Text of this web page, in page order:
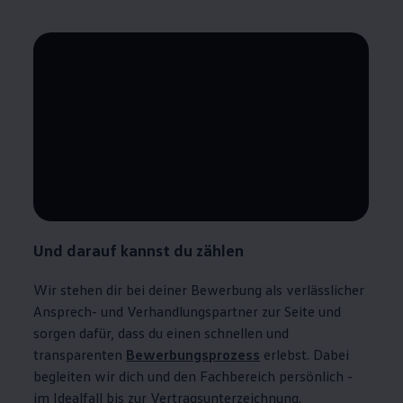
Und darauf kannst du zählen
Wir stehen dir bei deiner Bewerbung als verlässlicher
Ansprech- und Verhandlungspartner zur Seite und
sorgen dafür, dass du einen schnellen und
transparenten Bewerbungsprozess erlebst. Dabei
begleiten wir dich und den Fachbereich persönlich -
im Idealfall bis zur Vertragsunterzeichnung.